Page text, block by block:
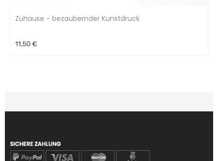
Zuhause - bezaubernder Kunstdruck
11,50 €